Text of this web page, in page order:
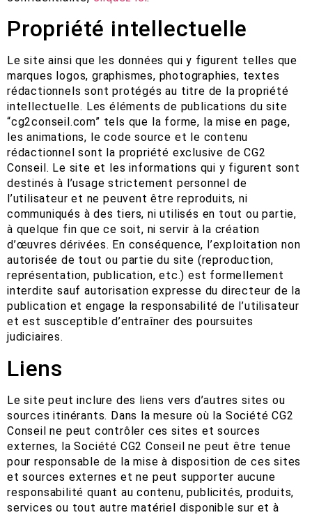
Propriété intellectuelle
Le site ainsi que les données qui y figurent telles que
marques logos, graphismes, photographies, textes
rédactionnels sont protégés au titre de la propriété
intellectuelle. Les éléments de publications du site
“cg2conseil.com” tels que la forme, la mise en page,
les animations, le code source et le contenu
rédactionnel sont la propriété exclusive de CG2
Conseil. Le site et les informations qui y figurent sont
destinés à l’usage strictement personnel de
l’utilisateur et ne peuvent être reproduits, ni
communiqués à des tiers, ni utilisés en tout ou partie,
à quelque fin que ce soit, ni servir à la création
d’œuvres dérivées. En conséquence, l’exploitation non
autorisée de tout ou partie du site (reproduction,
représentation, publication, etc.) est formellement
interdite sauf autorisation expresse du directeur de la
publication et engage la responsabilité de l’utilisateur
et est susceptible d’entraîner des poursuites
judiciaires.
Liens
Le site peut inclure des liens vers d’autres sites ou
sources itinérants. Dans la mesure où la Société CG2
Conseil ne peut contrôler ces sites et sources
externes, la Société CG2 Conseil ne peut être tenue
pour responsable de la mise à disposition de ces sites
et sources externes et ne peut supporter aucune
responsabilité quant au contenu, publicités, produits,
services ou tout autre matériel disponible sur et à